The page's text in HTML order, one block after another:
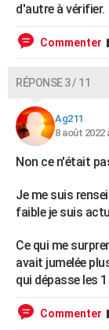
d'autre à vérifier.
Commenter
RÉPONSE 3 / 11
Ag211
8 août 2022
Non ce n'était
Je me suis
faible je suis
Ce qui me
avait jumelée
qui dépasse les
Commenter